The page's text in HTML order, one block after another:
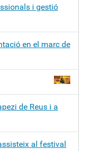
i gestió
en el marc de
de Reus i a
al festival